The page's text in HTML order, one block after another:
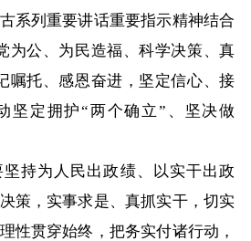
系列重要讲话重要指示精神结合
为公、为民造福、科学决策、真
嘱托、感恩奋进，坚定信心、接
坚定拥护“两个确立”、坚决做
持为人民出政绩、以实干出政
策，实事求是、真抓实干，切实
性贯穿始终，把务实付诸行动，